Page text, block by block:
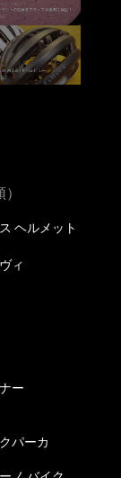
ヘルメット
ィ
ー
パーカ